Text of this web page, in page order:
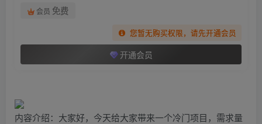
会员 免费
您暂无购买权限，请先开通会员
开通会员
内容介绍：大家好，今天给大家带来一个冷门项目，需求量